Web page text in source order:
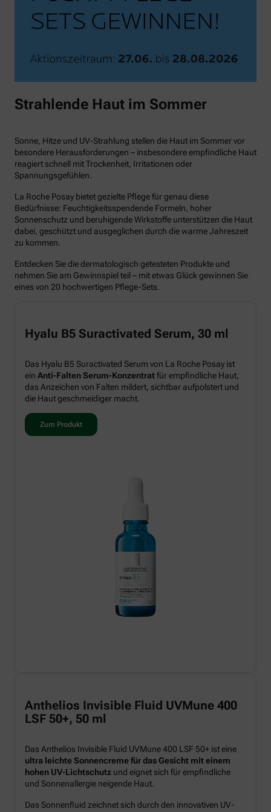
Strahlende Haut im Sommer
Sonne, Hitze und UV-Strahlung stellen die Haut im Sommer vor
besondere Herausforderungen – insbesondere empfindliche Haut
reagiert schnell mit Trockenheit, Irritationen oder
Spannungsgefühlen.
La Roche Posay bietet gezielte Pflege für genau diese
Bedürfnisse: Feuchtigkeitsspendende Formeln, hoher
Sonnenschutz und beruhigende Wirkstoffe unterstützen die Haut
dabei, geschützt und ausgeglichen durch die warme Jahreszeit
zu kommen.
Entdecken Sie die dermatologisch getesteten Produkte und
nehmen Sie am Gewinnspiel teil – mit etwas Glück gewinnen Sie
eines von 20 hochwertigen Pflege-Sets.
Hyalu B5 Suractivated Serum, 30 ml
Das Hyalu B5 Suractivated Serum von La Roche Posay ist
ein Anti-Falten Serum-Konzentratfür empfindliche Haut,
das Anzeichen von Falten mildert, sichtbar aufpolstert und
die Haut geschmeidiger macht.
Zum Produkt
Anthelios Invisible Fluid UVMune 400
LSF 50+, 50 ml
Das Anthelios Invisible Fluid UVMune 400 LSF 50+ ist eine
ultra leichte Sonnencreme für das Gesicht mit einem
hohen UV-Lichtschutz und eignet sich für empfindliche
und Sonnenallergie neigende Haut.
Das Sonnenfluid zeichnet sich durch den innovativen UV-